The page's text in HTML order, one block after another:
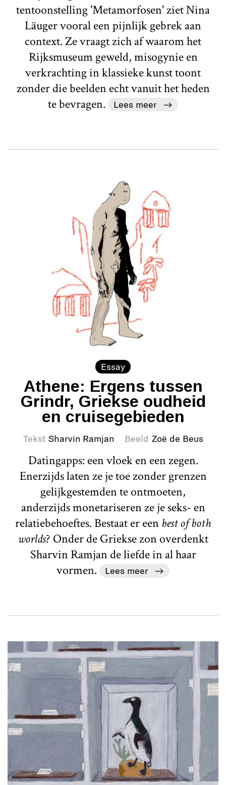
tentoonstelling 'Metamorfosen' ziet Nina
Läuger vooral een pijnlijk gebrek aan
context. Ze vraagt zich af waarom het
Rijksmuseum geweld, misogynie en
verkrachting in klassieke kunst toont
zonder die beelden echt vanuit het heden
te bevragen.
Lees meer
Essay
Athene: Ergens tussen
Grindr, Griekse oudheid
en cruisegebieden
Tekst Sharvin Ramjan Beeld Zoë de Beus
Datingapps: een vloek en een zegen.
Enerzijds laten ze je toe zonder grenzen
gelijkgestemden te ontmoeten,
anderzijds monetariseren ze je seks- en
relatiebehoeftes. Bestaat er een best of both
worlds? Onder de Griekse zon overdenkt
Sharvin Ramjan de liefde in al haar
vormen.
Lees meer